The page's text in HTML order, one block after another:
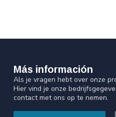
Más información
Als je vragen hebt over onze
Hier vind je onze
contact met ons op te nemen.